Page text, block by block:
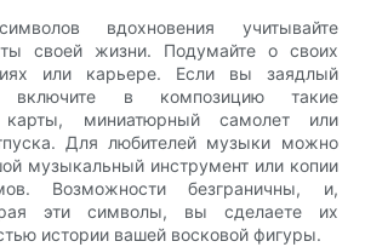
вдохновения учитывайте
своей жизни. Подумайте о своих
или карьере. Если вы заядлый
включите в композицию такие
миниатюрный самолет или
Для любителей музыки можно
музыкальный инструмент или копии
Возможности безграничны, и,
эти символы, вы сделаете их
истории вашей восковой фигуры.